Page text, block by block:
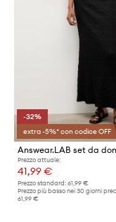
-32%
extra -5%* con codice OFF
Answear.LAB set da
Prezzo attuale:
41,99 €
Prezzo standard: 61,99 €
Prezzo più basso nei 30 giorni
61,99 €